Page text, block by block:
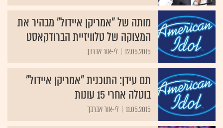
מותה של "אמריקן איידול" מבהיר את
המצוקה של טלוויזיית הברודקאסט
12.05.2015 לי-אור אברבך
תם עידן: התוכנית "אמריקן איידול"
בוטלה אחרי 15 עונות
11.05.2015 לי-אור אברבך